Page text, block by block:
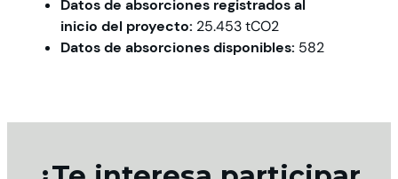
Datos de absorciones registrados al
inicio del proyecto: 25.453 tCO2
Datos de absorciones disponibles: 582